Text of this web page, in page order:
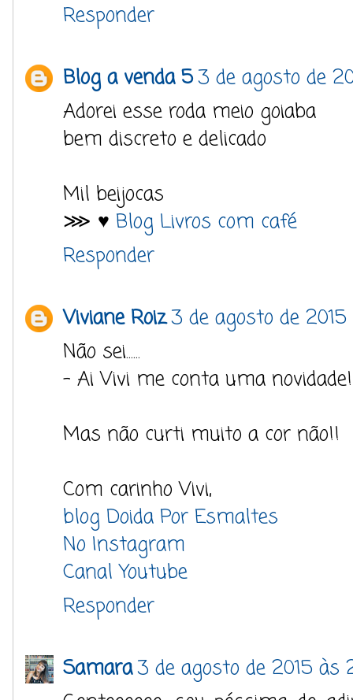
Responder
Blog a venda 53 de agosto de
Adorei esse roda meio goiaba
bem discreto e delicado
Mil beijocas
⋙ ♥ Blog Livros com café
Responder
Viviane Roiz3 de agosto de 2015
Não sei......
- Ai Vivi me conta uma
Mas não curti muito a cor não!!
Com carinho Vivi,
blog Doida Por Esmaltes
No Instagram
Canal Youtube
Responder
Samara3 de agosto de 2015 às